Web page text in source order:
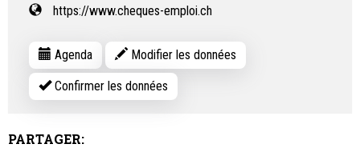
https://www.cheques-emploi.ch
Agenda Modifier les données
Confirmer les données
PARTAGER: